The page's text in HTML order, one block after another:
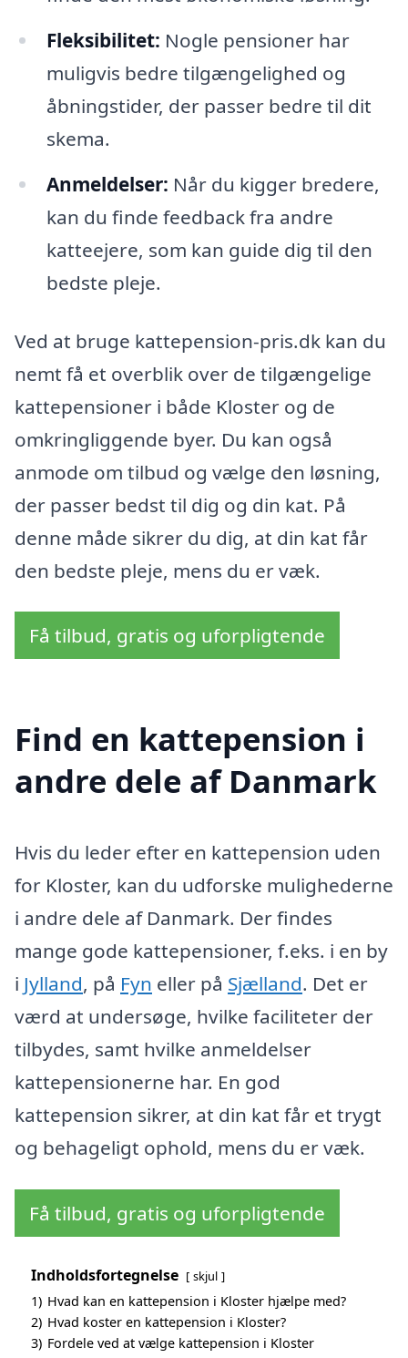
Fleksibilitet: Nogle pensioner har
muligvis bedre tilgængelighed og
åbningstider, der passer bedre til dit
skema.
Anmeldelser: Når du kigger bredere,
kan du finde feedback fra andre
katteejere, som kan guide dig til den
bedste pleje.
Ved at bruge kattepension-pris.dk kan du
nemt få et overblik over de tilgængelige
kattepensioner i både Kloster og de
omkringliggende byer. Du kan også
anmode om tilbud og vælge den løsning,
der passer bedst til dig og din kat. På
denne måde sikrer du dig, at din kat får
den bedste pleje, mens du er væk.
Få tilbud, gratis og uforpligtende
Find en kattepension i
andre dele af Danmark
Hvis du leder efter en kattepension uden
for Kloster, kan du udforske mulighederne
i andre dele af Danmark. Der findes
mange gode kattepensioner, f.eks. i en by
i Jylland, på Fyn eller på Sjælland. Det er
værd at undersøge, hvilke faciliteter der
tilbydes, samt hvilke anmeldelser
kattepensionerne har. En god
kattepension sikrer, at din kat får et trygt
og behageligt ophold, mens du er væk.
Få tilbud, gratis og uforpligtende
Indholdsfortegnelse skjul
1) Hvad kan en kattepension i Kloster hjælpe med?
2) Hvad koster en kattepension i Kloster?
3) Fordele ved at vælge kattepension i Kloster